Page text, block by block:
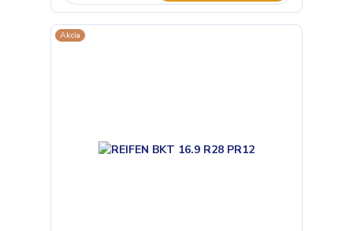
Akcia